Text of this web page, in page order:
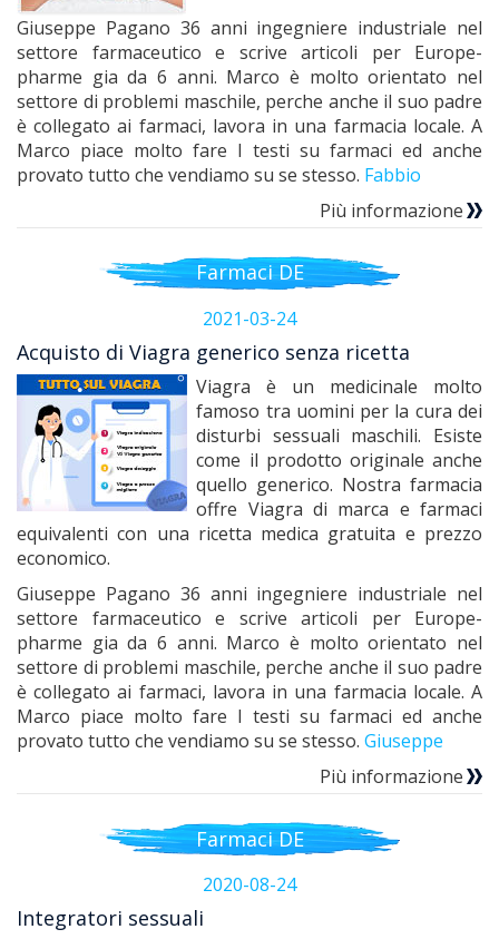
Giuseppe Pagano 36 anni ingegniere industriale nel
settore farmaceutico e scrive articoli per Europe-
pharme gia da 6 anni. Marco è molto orientato nel
settore di problemi maschile, perche anche il suo padre
è collegato ai farmaci, lavora in una farmacia locale. A
Marco piace molto fare I testi su farmaci ed anche
provato tutto che vendiamo su se stesso. Fabbio
Più informazione
Farmaci DE
2021-03-24
Acquisto di Viagra generico senza ricetta
Viagra è un medicinale molto
famoso tra uomini per la cura dei
disturbi sessuali maschili. Esiste
come il prodotto originale anche
quello generico. Nostra farmacia
offre Viagra di marca e farmaci
equivalenti con una ricetta medica gratuita e prezzo
economico.
Giuseppe Pagano 36 anni ingegniere industriale nel
settore farmaceutico e scrive articoli per Europe-
pharme gia da 6 anni. Marco è molto orientato nel
settore di problemi maschile, perche anche il suo padre
è collegato ai farmaci, lavora in una farmacia locale. A
Marco piace molto fare I testi su farmaci ed anche
provato tutto che vendiamo su se stesso. Giuseppe
Più informazione
Farmaci DE
2020-08-24
Integratori sessuali